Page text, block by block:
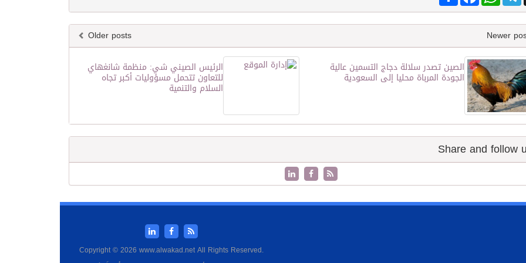
Older posts
الرئيس الصيني شي: منظمة شانغهاي
للتعاون تتحمل مسؤوليات أكبر تجاه
السلام والتنمية
الصين تصدر سلالة دجاج التسمين عالية
الجودة المرباة محليا إلى السعودية
Copyright © 2026 www.alwakad.net All Rights Reserved.